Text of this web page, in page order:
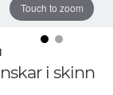
Touch to zoom
i skinn